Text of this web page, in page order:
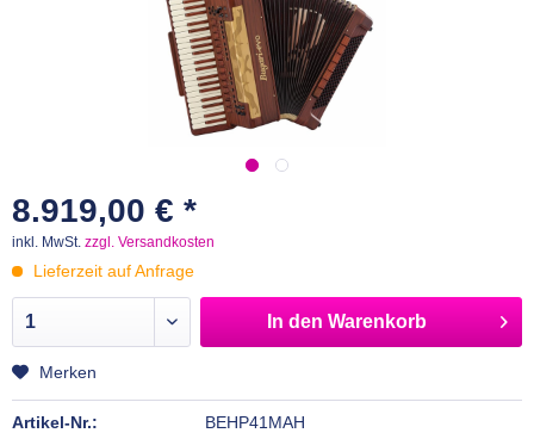
8.919,00 € *
inkl. MwSt. zzgl. Versandkosten
Lieferzeit auf Anfrage
In den Warenkorb
Merken
Artikel-Nr.: BEHP41MAH